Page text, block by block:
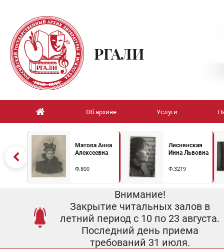
РГАЛИ
Об архиве Услуги
Матова Анна
Алексеевна
Ф.800
Лиснянская
Инна Львовна
Ф.3219
Внимание!
Закрытие читальных залов в
летний период с 10 по 23 августа.
Последний день приема
требований 31 июля.